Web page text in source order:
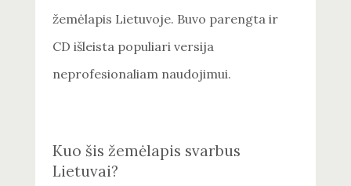
žemėlapis Lietuvoje. Buvo parengta ir
CD išleista populiari versija
neprofesionaliam naudojimui.
Kuo šis žemėlapis svarbus
Lietuvai?